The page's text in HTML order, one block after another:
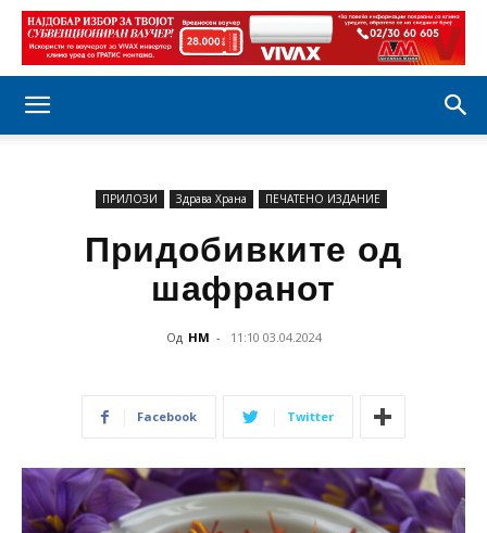
ПРИЛОЗИ Здравa Храна ПЕЧАТЕНО ИЗДАНИЕ
Придобивките од
шафранот
Од НМ - 11:10 03.04.2024
Facebook Twitter